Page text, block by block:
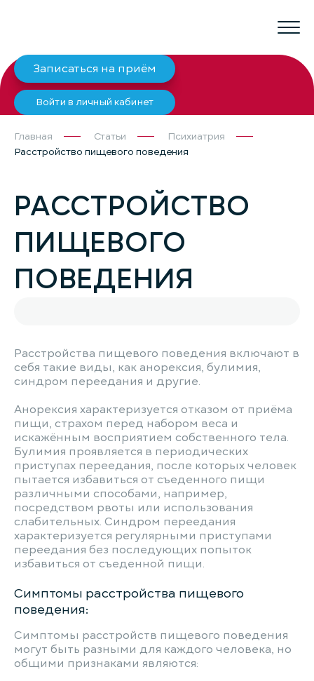
Записаться на приём
Войти в личный кабинет
Главная Статьи
Психиатрия
Расстройство пищевого поведения
РАССТРОЙСТВО
ПИЩЕВОГО
ПОВЕДЕНИЯ
Расстройства пищевого поведения включают в
себя такие виды, как анорексия, булимия,
синдром переедания и другие.
Анорексия характеризуется отказом от приёма
пищи, страхом перед набором веса и
искажённым восприятием собственного тела.
Булимия проявляется в периодических
приступах переедания, после которых человек
пытается избавиться от съеденного пищи
различными способами, например,
посредством рвоты или использования
слабительных. Синдром переедания
характеризуется регулярными приступами
переедания без последующих попыток
избавиться от съеденной пищи.
Симптомы расстройства пищевого
поведения:
Симптомы расстройств пищевого поведения
могут быть разными для каждого человека, но
общими признаками являются: